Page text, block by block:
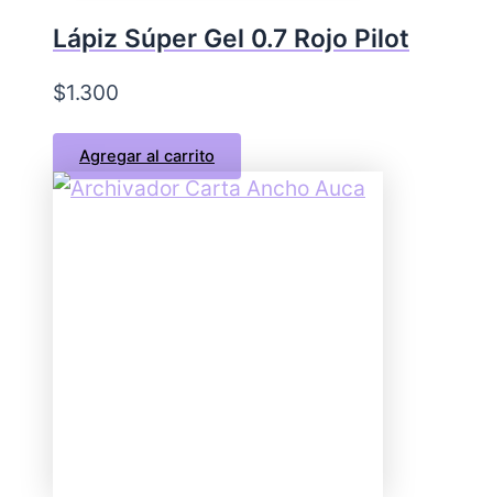
Lápiz Súper Gel 0.7 Rojo Pilot
$1.300
Agregar al carrito